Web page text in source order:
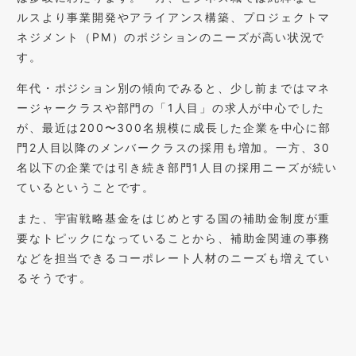
ルスより事業開発やアライアンス構築、プロジェクトマ
ネジメント（PM）のポジションのニーズが高い状況で
す。
年代・ポジション別の傾向でみると、少し前まではマネ
ージャークラスや部門の「1人目」の求人が中心でした
が、最近は200〜300名規模に成長した企業を中心に部
門2人目以降のメンバークラスの採用も増加。一方、30
名以下の企業では引き続き部門1人目の採用ニーズが続い
ているということです。
また、宇宙戦略基金をはじめとする国の補助金制度が重
要なトピックになっていることから、補助金関連の事務
などを担当できるコーポレート人材のニーズも増えてい
るそうです。